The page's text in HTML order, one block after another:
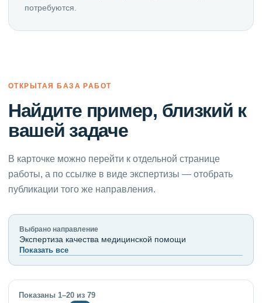
потребуются.
ОТКРЫТАЯ БАЗА РАБОТ
Найдите пример, близкий к
вашей задаче
В карточке можно перейти к отдельной странице
работы, а по ссылке в виде экспертизы — отобрать
публикации того же направления.
Выбрано направление
Экспертиза качества медицинской помощи
Показать все
Показаны 1–20 из 79